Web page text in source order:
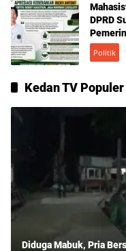
DPRD
Politik
Kedan TV Populer
Diduga Mabuk, Pria